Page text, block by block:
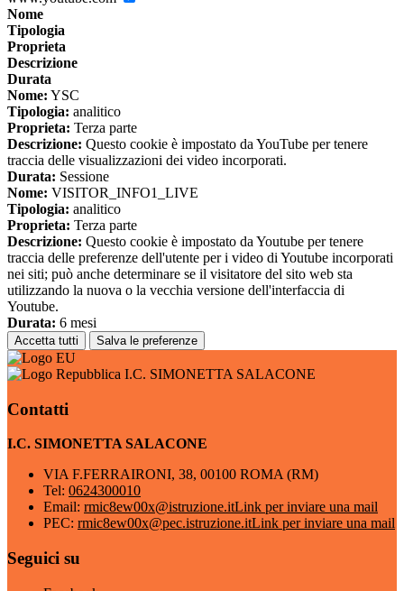
Nome
Tipologia
Proprieta
Descrizione
Durata
Nome: YSC
Tipologia: analitico
Proprieta: Terza parte
Descrizione: Questo cookie è impostato da YouTube per tenere
traccia delle visualizzazioni dei video incorporati.
Durata: Sessione
Nome: VISITOR_INFO1_LIVE
Tipologia: analitico
Proprieta: Terza parte
Descrizione: Questo cookie è impostato da Youtube per tenere
traccia delle preferenze dell'utente per i video di Youtube incorporati
nei siti; può anche determinare se il visitatore del sito web sta
utilizzando la nuova o la vecchia versione dell'interfaccia di
Youtube.
Durata: 6 mesi
Accetta tutti Salva le preferenze
I.C. SIMONETTA SALACONE
Contatti
I.C. SIMONETTA SALACONE
VIA F.FERRAIRONI, 38, 00100 ROMA (RM)
Tel: 0624300010
Email: rmic8ew00x@istruzione.itLink per inviare una mail
PEC: rmic8ew00x@pec.istruzione.itLink per inviare una mail
Seguici su